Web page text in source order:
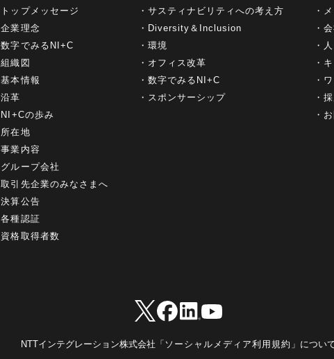
トップメッセージ
企業理念
数字でみるNI+C
組織図
基本情報
沿革
NI+Cの歩み
所在地
事業内容
グループ会社
取引先企業のみなさまへ
決算公告
各種認証
資格取得者数
サスティナビリティへの考え方
Diversity＆Inclusion
環境
オフィス改革
数字でみるNI+C
スポンサーシップ
NTTインテグレーション株式会社「 ソーシャルメディア利用規約 」につい